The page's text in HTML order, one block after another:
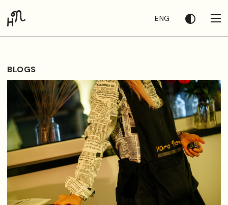
ENG
BLOGS